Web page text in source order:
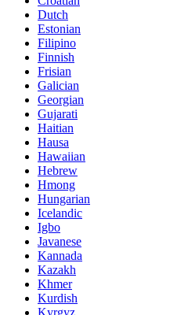
Dutch
Estonian
Filipino
Finnish
Frisian
Galician
Georgian
Gujarati
Haitian
Hausa
Hawaiian
Hebrew
Hmong
Hungarian
Icelandic
Igbo
Javanese
Kannada
Kazakh
Khmer
Kurdish